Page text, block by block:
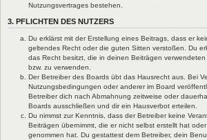
Nutzungsvertrages bestehen.
3. PFLICHTEN DES NUTZERS
Du erklärst mit der Erstellung eines Beitrags, dass er
geltendes Recht oder die guten Sitten verstoßen. Du
das Recht besitzt, die in deinen Beiträgen
bzw. zu verwenden.
Der Betreiber des Boards übt das Hausrecht aus. Bei
Nutzungsbedingungen oder anderer im Board
Betreiber dich nach Abmahnung zeitweise oder
Boards ausschließen und dir ein Hausverbot erteilen.
Du nimmst zur Kenntnis, dass der Betreiber keine
Beiträgen übernimmt, die er nicht selbst erstellt hat
genommen hat. Du gestattest dem Betreiber, dein